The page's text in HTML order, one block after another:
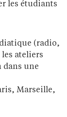
les étudiants
(radio,
ateliers
dans une
Marseille,